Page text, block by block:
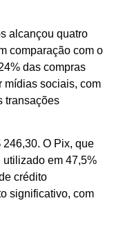
alcançou quatro
comparação com o
das compras
mídias sociais, com
transações
O Pix, que
em 47,5%
crédito
significativo, com